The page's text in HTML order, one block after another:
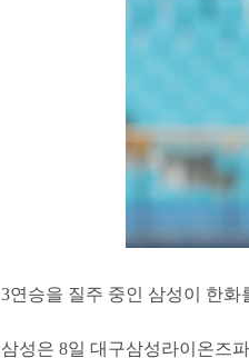
3연승을 질주 중인 삼성이 한화
삼성은 8일 대구삼성라이온즈